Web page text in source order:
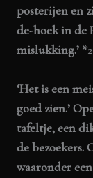
posterijen en
de-hoek in de
mislukking.’ *2
‘Het is een
goed zien.’
tafeltje, een
de bezoekers.
waaronder